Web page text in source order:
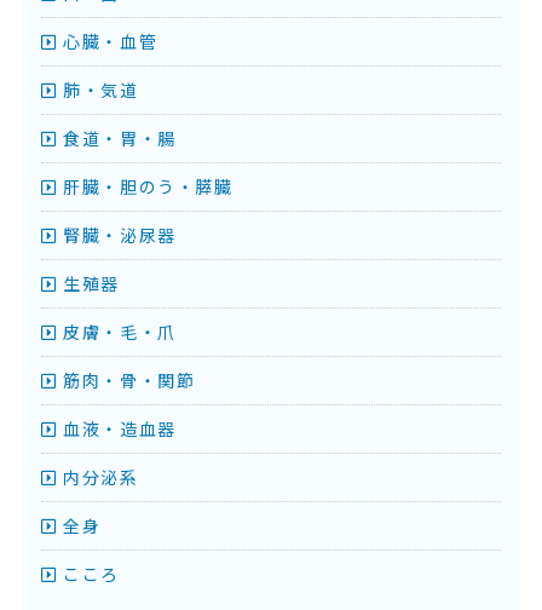
心臓・血管
肺・気道
食道・胃・腸
肝臓・胆のう・膵臓
腎臓・泌尿器
生殖器
皮膚・毛・爪
筋肉・骨・関節
血液・造血器
内分泌系
全身
こころ